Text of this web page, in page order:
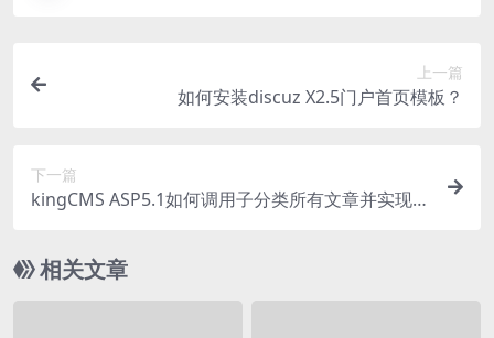
上一篇
如何安装discuz X2.5门户首页模板？
下一篇
kingCMS ASP5.1如何调用子分类所有文章并实现分
相关文章